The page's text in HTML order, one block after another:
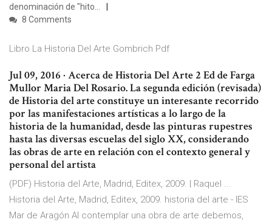
denominación de "hito…
8 Comments
Libro La Historia Del Arte Gombrich Pdf
Jul 09, 2016 · Acerca de Historia Del Arte 2 Ed de Farga
Mullor Maria Del Rosario. La segunda edición (revisada)
de Historia del arte constituye un interesante recorrido
por las manifestaciones artísticas a lo largo de la
historia de la humanidad, desde las pinturas rupestres
hasta las diversas escuelas del siglo XX, considerando
las obras de arte en relación con el contexto general y
personal del artista
(PDF) Historia del Arte, Madrid, Editex, 2009. | Raquel ...
Historia del Arte, Madrid, Editex, 2009. historia del arte - IES
Mar de Aragón Al contemplar una obra de arte debemos,